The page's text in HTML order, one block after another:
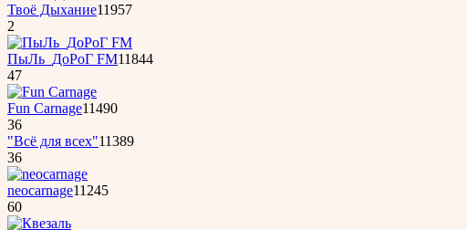
Твоё Дыхание11957
2
ПыЛь_ДоРоГ FM11844
47
Fun Carnage11490
36
"Всё для всех"11389
36
neocarnage11245
60